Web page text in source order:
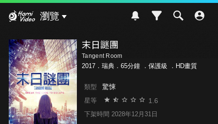
瀏覽
末日謎團
Tangent Room
2017．瑞典．65分鐘 ． 保護級 ．HD畫質
類型 驚悚
星等 1.6
下架時間 2028年12月31日